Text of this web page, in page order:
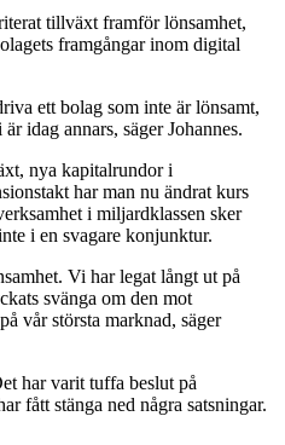
tillväxt framför lönsamhet,
framgångar inom digital
ett bolag som inte är lönsamt,
idag annars, säger Johannes.
nya kapitalrundor i
har man nu ändrat kurs
i miljardklassen sker
i en svagare konjunktur.
Vi har legat långt ut på
svänga om den mot
vår största marknad, säger
har varit tuffa beslut på
fått stänga ned några satsningar.